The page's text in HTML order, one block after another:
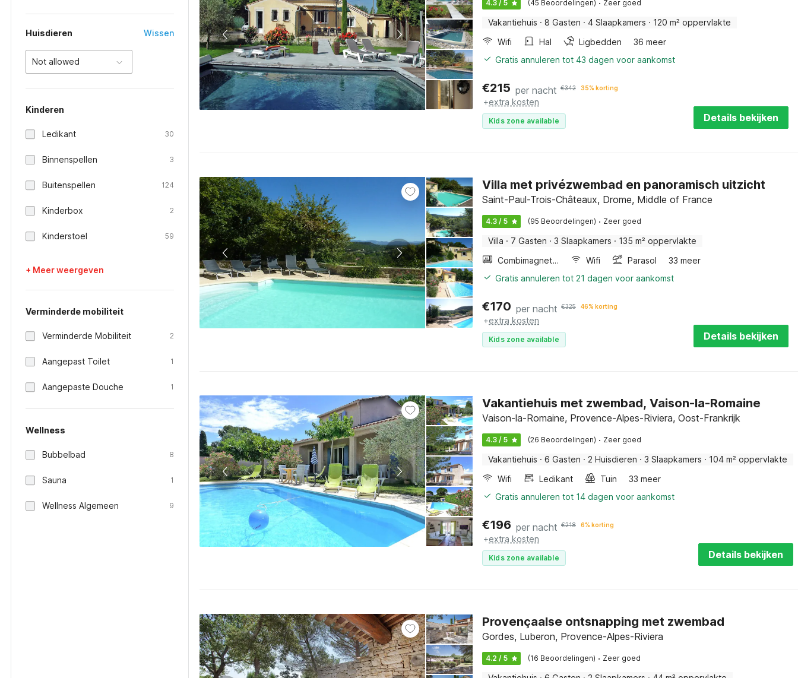
Huisdieren Wissen
Not allowed
Kinderen
Ledikant 30
Binnenspellen 3
Buitenspellen 124
Kinderbox 2
Kinderstoel 59
+ Meer weergeven
Verminderde mobiliteit
Verminderde Mobiliteit 2
Aangepast Toilet 1
Aangepaste Douche 1
Wellness
Bubbelbad 8
Sauna 1
Wellness Algemeen 9
4.3 / 5 (45 Beoordelingen) · Zeer goed
Vakantiehuis · 8 Gasten · 4 Slaapkamers · 120 m² oppervlakte
Wifi
Hal Ligbedden
36 meer
Gratis annuleren tot 43 dagen voor aankomst
€215 per nacht €342 35% korting
+extra kosten
Kids zone available Details bekijken
Villa met privézwembad en panoramisch uitzicht
Saint-Paul-Trois-Châteaux, Drome, Middle of France
4.3 / 5 (95 Beoordelingen) · Zeer goed
Villa · 7 Gasten · 3 Slaapkamers · 135 m² oppervlakte
Combimagnetron
Wifi Parasol
33 meer
Gratis annuleren tot 21 dagen voor aankomst
€170 per nacht €325 46% korting
+extra kosten
Kids zone available Details bekijken
Vakantiehuis met zwembad, Vaison-la-Romaine
Vaison-la-Romaine, Provence-Alpes-Riviera, Oost-Frankrijk
4.3 / 5 (26 Beoordelingen) · Zeer goed
Vakantiehuis · 6 Gasten · 2 Huisdieren · 3 Slaapkamers · 104 m² oppervlakte
Wifi
Ledikant Tuin
33 meer
Gratis annuleren tot 14 dagen voor aankomst
€196 per nacht €218 6% korting
+extra kosten
Kids zone available Details bekijken
Provençaalse ontsnapping met zwembad
Gordes, Luberon, Provence-Alpes-Riviera
4.2 / 5 (16 Beoordelingen) · Zeer goed